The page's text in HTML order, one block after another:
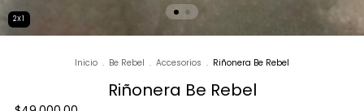
2X1
Inicio . Be Rebel . Accesorios . Riñonera Be Rebel
Riñonera Be Rebel